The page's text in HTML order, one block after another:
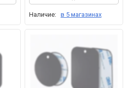
Наличие: в 5 магазинах